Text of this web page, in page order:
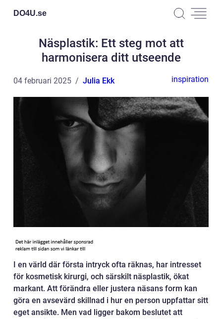
DO4U.se
Näsplastik: Ett steg mot att
harmonisera ditt utseende
04 februari 2025 Julia Ekk inspiration
I en värld där första intryck ofta räknas, har intresset
för kosmetisk kirurgi, och särskilt näsplastik, ökat
markant. Att förändra eller justera näsans form kan
göra en avsevärd skillnad i hur en person uppfattar sitt
eget ansikte. Men vad ligger bakom beslutet att